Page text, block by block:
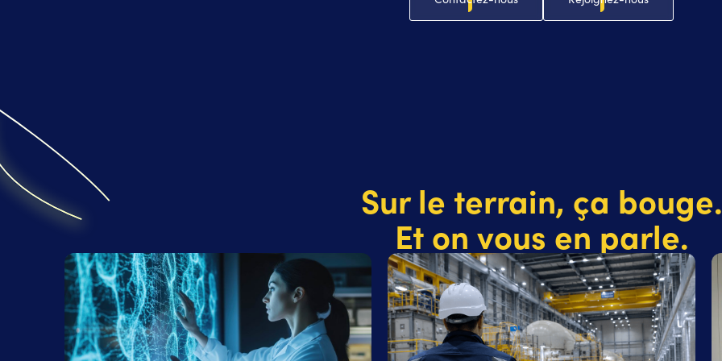
Sur le terrain, ça bouge.
Et on vous en parle.